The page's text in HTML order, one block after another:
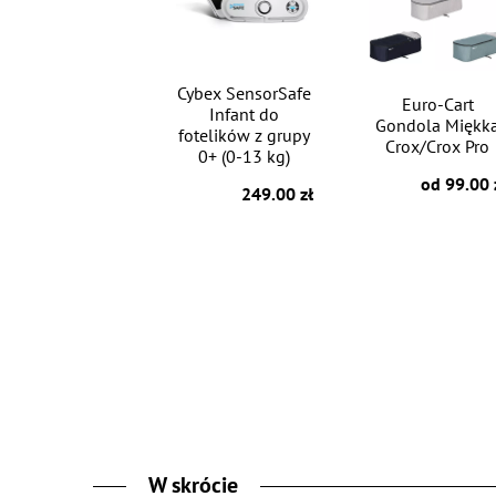
Cybex SensorSafe
Infant do
fotelików z grupy
0+ (0-13 kg)
249.00 zł
Euro-Cart
Gondola
Crox/Crox Pro
od 99.00
W skrócie